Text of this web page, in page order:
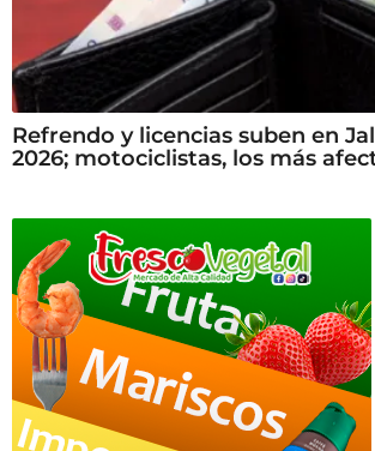
Refrendo y licencias suben en
2026; motociclistas, los más